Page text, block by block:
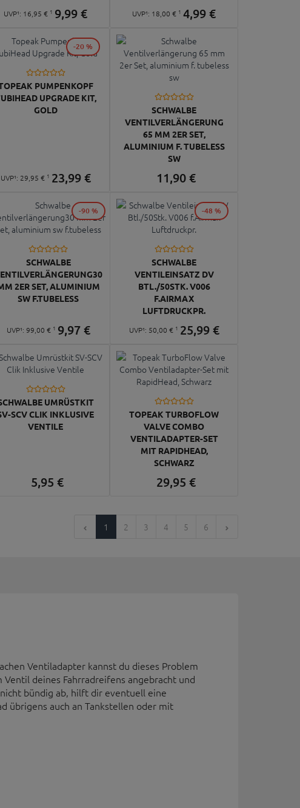
UVP¹: 16, 95 € 1 9,99€ UVP¹: 18,00 € 1 4,99€
PUMPENKOPF
UPGRADE KIT,
GOLD
UVP¹: 29, 95 € 1 23,99 €
-20 %
SCHWALBE
VENTILVERLÄNGERUNG
65 MM 2ER SET,
ALUMINIUM F. TUBELESS
SW
11,90 €
SCHWALBE
2ER SET, ALUMINIUM
SW F.TUBELESS
UVP¹: 99, 00 € 1 9,97 €
-90 %
SCHWALBE
VENTILEINSATZ DV
BTL./50STK. V006
F.AIRMAX
LUFTDRUCKPR.
UVP¹: 50, 00 € 1 25,99 €
-48 %
UMRÜSTKIT
SCV CLIK INKLUSIVE
VENTILE
5,95 €
TOPEAK TURBOFLOW
VALVE COMBO
VENTILADAPTER-SET
MIT RAPIDHEAD,
SCHWARZ
29,95 €
1 2 3 4 5 6
Ventiladapter kannst du dieses Problem
deines Fahrradreifens angebracht und
bündig ab, hilft dir eventuell eine
übrigens auch an Tankstellen oder mit